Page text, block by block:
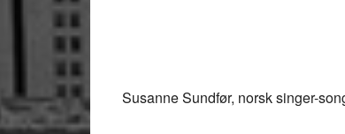
Susanne Sundfør, norsk singer-